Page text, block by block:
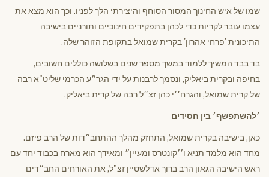
שמו של איש החינוך המסור הסוחף והיצירתי הלך לפניו. וכך הוא מצא את
עצמו עובר לקריות כדי לכהן בתפקידים חינוכיים ותורניים בישיבה
התיכונית 'פרחי אהרון' בקרית שמואל בתקופת הזוהר שלה.
בד בבד המשיך ללמוד במשך מספר שנים בשלושה כוללים חשובים,
בחיפה ובקרית ביאליק, ונסמך לרבנות על ידי הגר״ע הכרמי שליט"א רבה
של קרית שמואל, והגרח׳׳י כהן זצ״ל רבה של קרית ביאליק.
׳להשתפשף׳ בין חסידים
כאן, בישיבה בקרית שמואל, התחזק מהלך ההתחב״דות של הרב פיזם.
מחד הוא מלמד תניא ו׳׳קונטרס ומעיין״ ומאידך הוא מארח בכבוד יחד עם
ראש הישיבה הגאון הרב ברוך אדלשטיין זצ"ל, את האורחים החב״דים